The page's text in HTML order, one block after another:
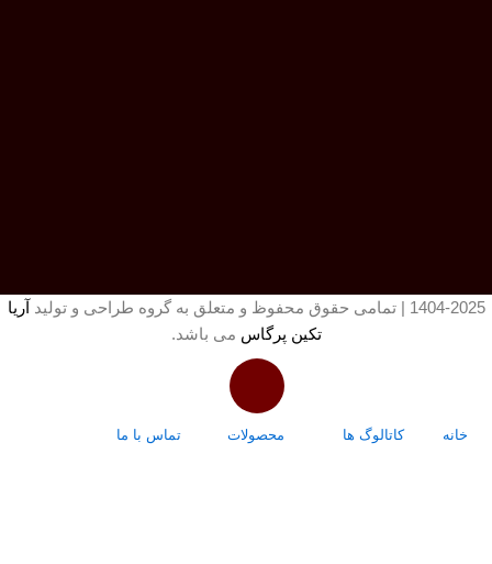
1404-2025 | تمامی حقوق محفوظ و متعلق به گروه طراحی و تولید
آریا
تکین پرگاس می باشد.
خانه کاتالوگ ها محصولات تماس با ما